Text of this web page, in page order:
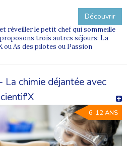
Découvrir
réveiller le petit chef qui sommeille
trois autres séjours: La
ou As des pilotes ou Passion
La chimie déjantée avec
6-12 ANS